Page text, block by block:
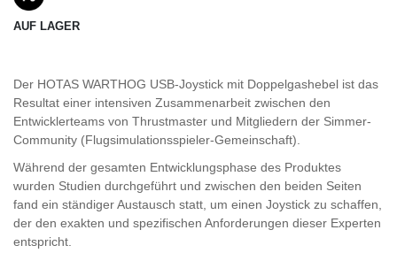
AUF LAGER
Der HOTAS WARTHOG USB-Joystick mit Doppelgashebel ist das
Resultat einer intensiven Zusammenarbeit zwischen den
Entwicklerteams von Thrustmaster und Mitgliedern der Simmer-
Community (Flugsimulationsspieler-Gemeinschaft).
Während der gesamten Entwicklungsphase des Produktes
wurden Studien durchgeführt und zwischen den beiden Seiten
fand ein ständiger Austausch statt, um einen Joystick zu schaffen,
der den exakten und spezifischen Anforderungen dieser Experten
entspricht.